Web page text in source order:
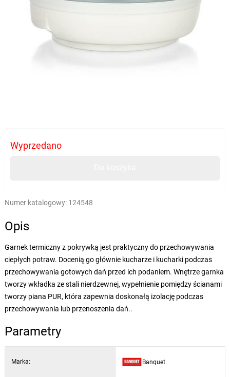
Wyprzedano
Numer katalogowy: 124548
Opis
Garnek termiczny z pokrywką jest praktyczny do przechowywania
ciepłych potraw. Docenią go głównie kucharze i kucharki podczas
przechowywania gotowych dań przed ich podaniem. Wnętrze garnka
tworzy wkładka ze stali nierdzewnej, wypełnienie pomiędzy ścianami
tworzy piana PUR, która zapewnia doskonałą izolację podczas
przechowywania lub przenoszenia dań..
Parametry
Marka: Banquet